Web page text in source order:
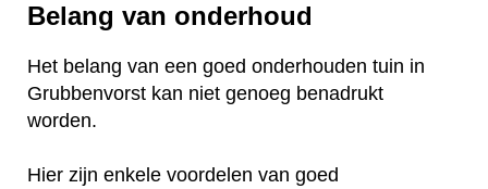
Belang van onderhoud
Het belang van een goed onderhouden tuin in
Grubbenvorst kan niet genoeg benadrukt
worden.
Hier zijn enkele voordelen van goed